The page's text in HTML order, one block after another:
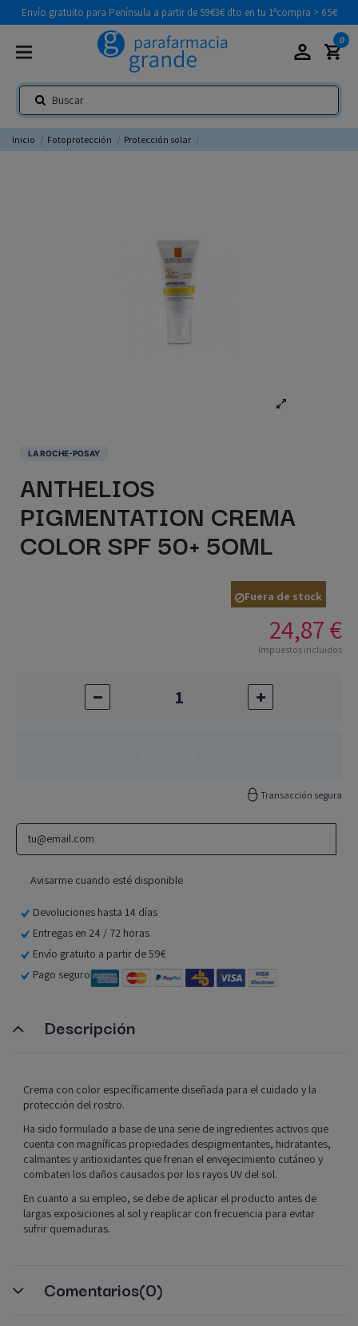
Envío gratuito para Península a partir de 59€3€ dto en tu 1ªcompra > 65€
0
Inicio Fotoprotección Protección solar
LA ROCHE-POSAY
ANTHELIOS
PIGMENTATION CREMA
COLOR SPF 50+ 5OML
Fuera de stock
24,87 €
Impuestos incluidos
Transacción segura
Devoluciones hasta 14 días
Entregas en 24 / 72 horas
Envío gratuito a partir de 59€
Pago seguro
Descripción
Crema con color específicamente diseñada para el cuidado y la
protección del rostro.
Ha sido formulado a base de una serie de ingredientes activos que
cuenta con magníficas propiedades despigmentantes, hidratantes,
calmantes y antioxidantes que frenan el envejecimiento cutáneo y
combaten los daños causados por los rayos UV del sol.
En cuanto a su empleo, se debe de aplicar el producto antes de
largas exposiciones al sol y reaplicar con frecuencia para evitar
sufrir quemaduras.
Comentarios(0)